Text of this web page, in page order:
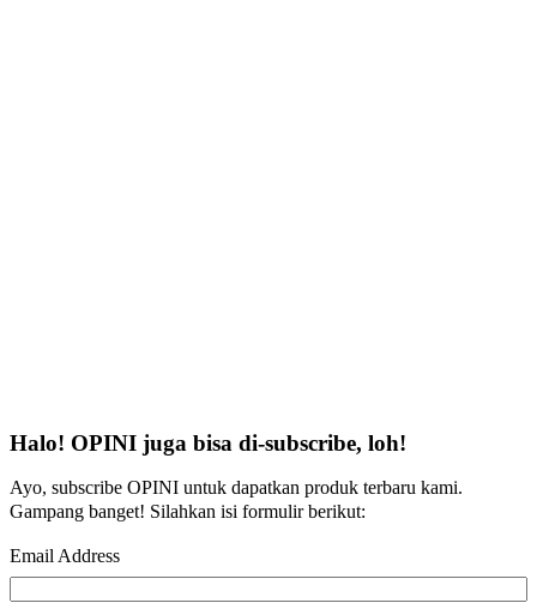
Halo! OPINI juga bisa di-subscribe, loh!
Ayo, subscribe OPINI untuk dapatkan produk terbaru kami.
Gampang banget! Silahkan isi formulir berikut:
Email Address